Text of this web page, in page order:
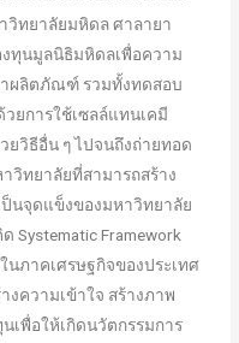
ทยาลัยมหิดล ศาลายา
ทุนมูลนิธิมหิดลเพื่อความ
ผลิตภัณฑ์ รวมทั้งทดสอบ
ยการใช้เซลล์แทนเคมี
ยวิธีอื่น ๆ ไปจนถึงถ่ายทอด
วิทยาลัยที่สามารถสร้าง
นจุดแข็งของมหาวิทยาลัย
Systematic Framework
นภาคเศรษฐกิจของประเทศ
งความเข้าใจ สร้างภาพ
เพื่อให้เกิดนวัตกรรมการ